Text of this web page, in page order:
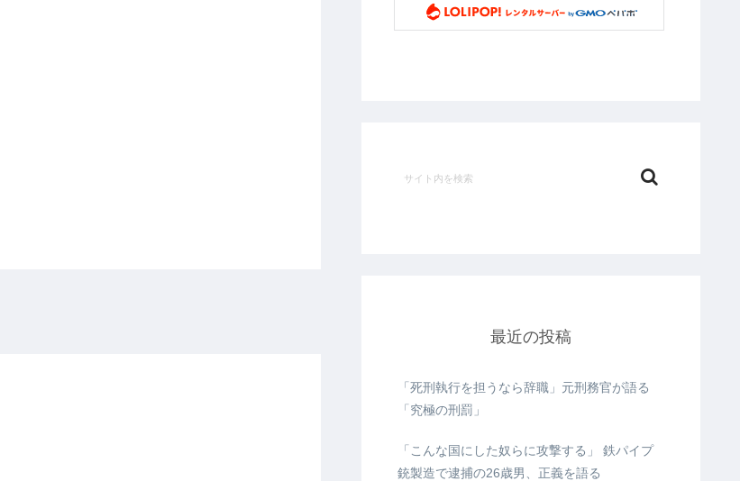
最近の投稿
「死刑執行を担うなら辞職」元刑務官が語る
「究極の刑罰」
「こんな国にした奴らに攻撃する」 鉄パイプ
銃製造で逮捕の26歳男、正義を語る